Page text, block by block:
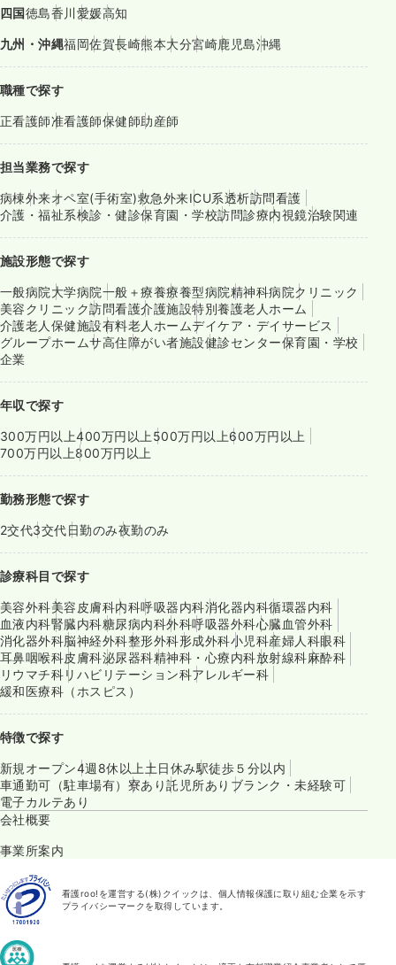
四国徳島香川愛媛高知
九州・沖縄福岡佐賀長崎熊本大分宮崎鹿児島沖縄
職種で探す
正看護師准看護師保健師助産師
担当業務で探す
病棟外来オペ室(手術室)救急外来ICU系透析訪問看護
介護・福祉系検診・健診保育園・学校訪問診療内視鏡治験関連
施設形態で探す
一般病院大学病院一般＋療養療養型病院精神科病院クリニック
美容クリニック訪問看護介護施設特別養護老人ホーム
介護老人保健施設有料老人ホームデイケア・デイサービス
グループホームサ高住障がい者施設健診センター保育園・学校
企業
年収で探す
300万円以上400万円以上 500万円以上600万円以上
700万円以上800万円以上
勤務形態で探す
2交代3交代日勤のみ夜勤のみ
診療科目で探す
美容外科美容皮膚科内科呼吸器内科消化器内科循環器内科
血液内科腎臓内科糖尿病内科外科呼吸器外科心臓血管外科
消化器外科脳神経外科整形外科形成外科小児科産婦人科眼科
耳鼻咽喉科皮膚科泌尿器科精神科・心療内科放射線科麻酔科
リウマチ科リハビリテーション科アレルギー科
緩和医療科（ホスピス）
特徴で探す
新規オープン4週8休以上 土日休み駅徒歩５分以内
車通勤可（駐車場有） 寮あり託児所あり ブランク・未経験可
電子カルテあり
会社概要
事業所案内
看護roo!を運営する(株)クイックは、個人情報保護に取り組む企業を示す
プライバシーマークを取得しています。